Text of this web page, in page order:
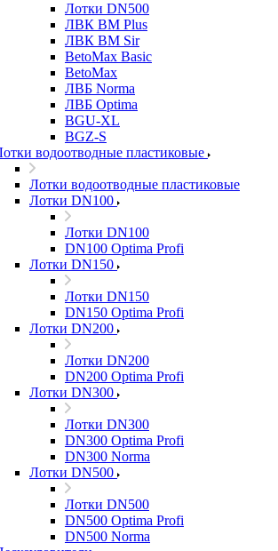
Лотки DN500
ЛВК ВМ Plus
ЛВК ВМ Sir
BetoMax Basic
BetoMax
ЛВБ Norma
ЛВБ Optima
BGU-XL
BGZ-S
водоотводные пластиковые
Лотки водоотводные пластиковые
Лотки DN100
Лотки DN100
DN100 Optima Profi
Лотки DN150
Лотки DN150
DN150 Optima Profi
Лотки DN200
Лотки DN200
DN200 Optima Profi
Лотки DN300
Лотки DN300
DN300 Optima Profi
DN300 Norma
Лотки DN500
Лотки DN500
DN500 Optima Profi
DN500 Norma